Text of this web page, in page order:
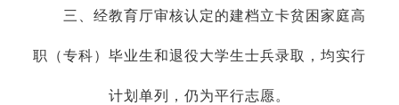
三、经教育厅审核认定的建档立卡贫困家庭高
职（专科）毕业生和退役大学生士兵录取，均实行
计划单列，仍为平行志愿。